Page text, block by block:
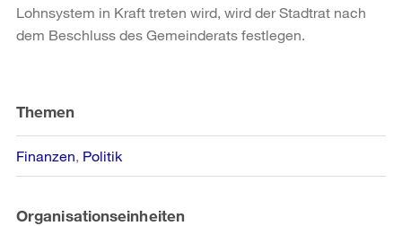
Lohnsystem in Kraft treten wird, wird der Stadtrat nach
dem Beschluss des Gemeinderats festlegen.
Informationen
Themen
Finanzen Politik
Organisationseinheiten